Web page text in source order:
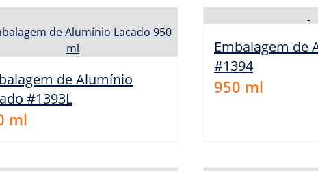
de Alumínio
#1393L
ml
Embalagem de
#1394
950 ml